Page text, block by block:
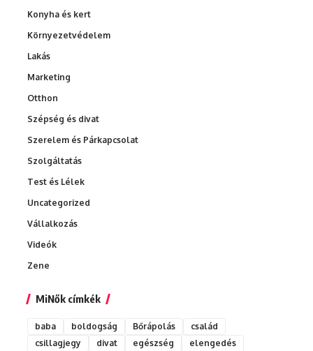
Konyha és kert
Környezetvédelem
Lakás
Marketing
Otthon
Szépség és divat
Szerelem és Párkapcsolat
Szolgáltatás
Test és Lélek
Uncategorized
Vállalkozás
Videók
Zene
MiNők címkék
baba boldogság Bőrápolás
család
csillagjegy
divat egészség
elengedés